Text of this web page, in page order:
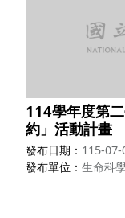
114學年度第
約」活動計畫
發布日期 115-07-
發布單位
生命科